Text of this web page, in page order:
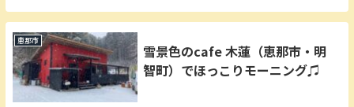
恵那市
雪景色のcafe 木蓮（恵那市・明
智町）でほっこりモーニング♫